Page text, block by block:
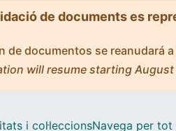
de documents es
de documentos se reanudará
will resume starting
i col·leccionsNavega per tot